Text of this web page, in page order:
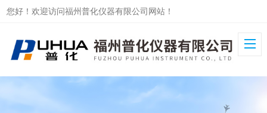
您好！欢迎访问福州普化仪器有限公司网站！